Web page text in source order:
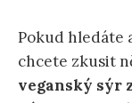
Pokud hledáte
chcete zkusit
veganský sýr